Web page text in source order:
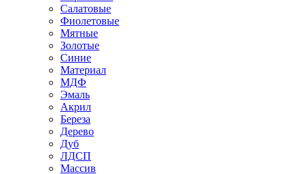
Салатовые
Фиолетовые
Мятные
Золотые
Синие
Материал
МДФ
Эмаль
Акрил
Береза
Дерево
Дуб
ЛДСП
Массив